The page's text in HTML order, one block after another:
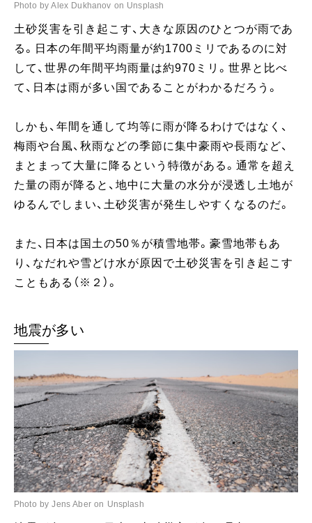
Photo by Alex Dukhanov on Unsplash
土砂災害を引き起こす、大きな原因のひとつが雨であ
る。日本の年間平均雨量が約1700ミリであるのに対
して、世界の年間平均雨量は約970ミリ。世界と比べ
て、日本は雨が多い国であることがわかるだろう。
しかも、年間を通して均等に雨が降るわけではなく、
梅雨や台風、秋雨などの季節に集中豪雨や長雨など、
まとまって大量に降るという特徴がある。通常を超え
た量の雨が降ると、地中に大量の水分が浸透し土地が
ゆるんでしまい、土砂災害が発生しやすくなるのだ。
また、日本は国土の50％が積雪地帯。豪雪地帯もあ
り、なだれや雪どけ水が原因で土砂災害を引き起こす
こともある（※２）。
地震が多い
Photo by Jens Aber on Unsplash